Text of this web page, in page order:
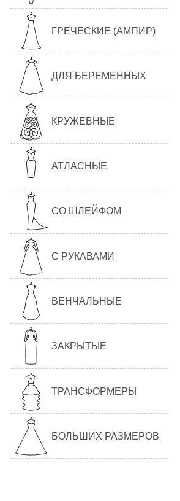
ГРЕЧЕСКИЕ (АМПИР)
ДЛЯ БЕРЕМЕННЫХ
КРУЖЕВНЫЕ
АТЛАСНЫЕ
СО ШЛЕЙФОМ
С РУКАВАМИ
ВЕНЧАЛЬНЫЕ
ЗАКРЫТЫЕ
ТРАНСФОРМЕРЫ
БОЛЬШИХ РАЗМЕРОВ